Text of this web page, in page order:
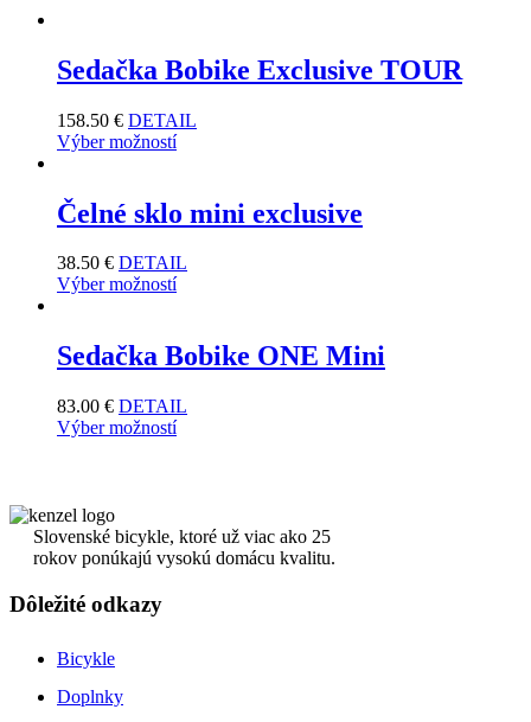
Sedačka Bobike Exclusive TOUR
158.50 € DETAIL
Výber možností
Čelné sklo mini exclusive
38.50 € DETAIL
Výber možností
Sedačka Bobike ONE Mini
83.00 € DETAIL
Výber možností
Slovenské bicykle, ktoré už viac ako 25
rokov ponúkajú vysokú domácu kvalitu.
Dôležité odkazy
Bicykle
Doplnky